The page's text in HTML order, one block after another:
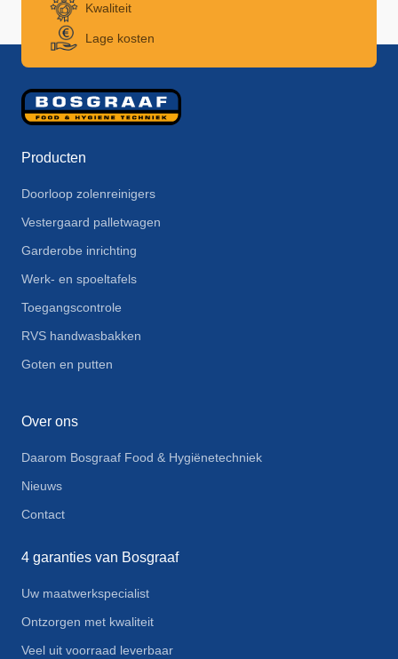
Kwaliteit
Lage kosten
Producten
Doorloop zolenreinigers
Vestergaard palletwagen
Garderobe inrichting
Werk- en spoeltafels
Toegangscontrole
RVS handwasbakken
Goten en putten
Over ons
Daarom Bosgraaf Food & Hygiënetechniek
Nieuws
Contact
4 garanties van Bosgraaf
Uw maatwerkspecialist
Ontzorgen met kwaliteit
Veel uit voorraad leverbaar